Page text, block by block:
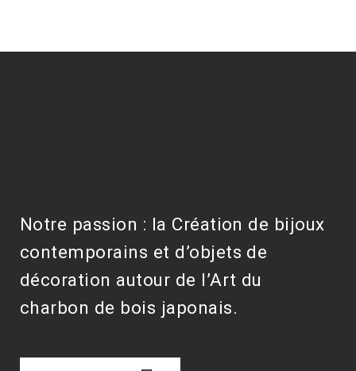
Notre passion : la Création de bijoux
contemporains et d’objets de
décoration autour de l’Art du
charbon de bois japonais.